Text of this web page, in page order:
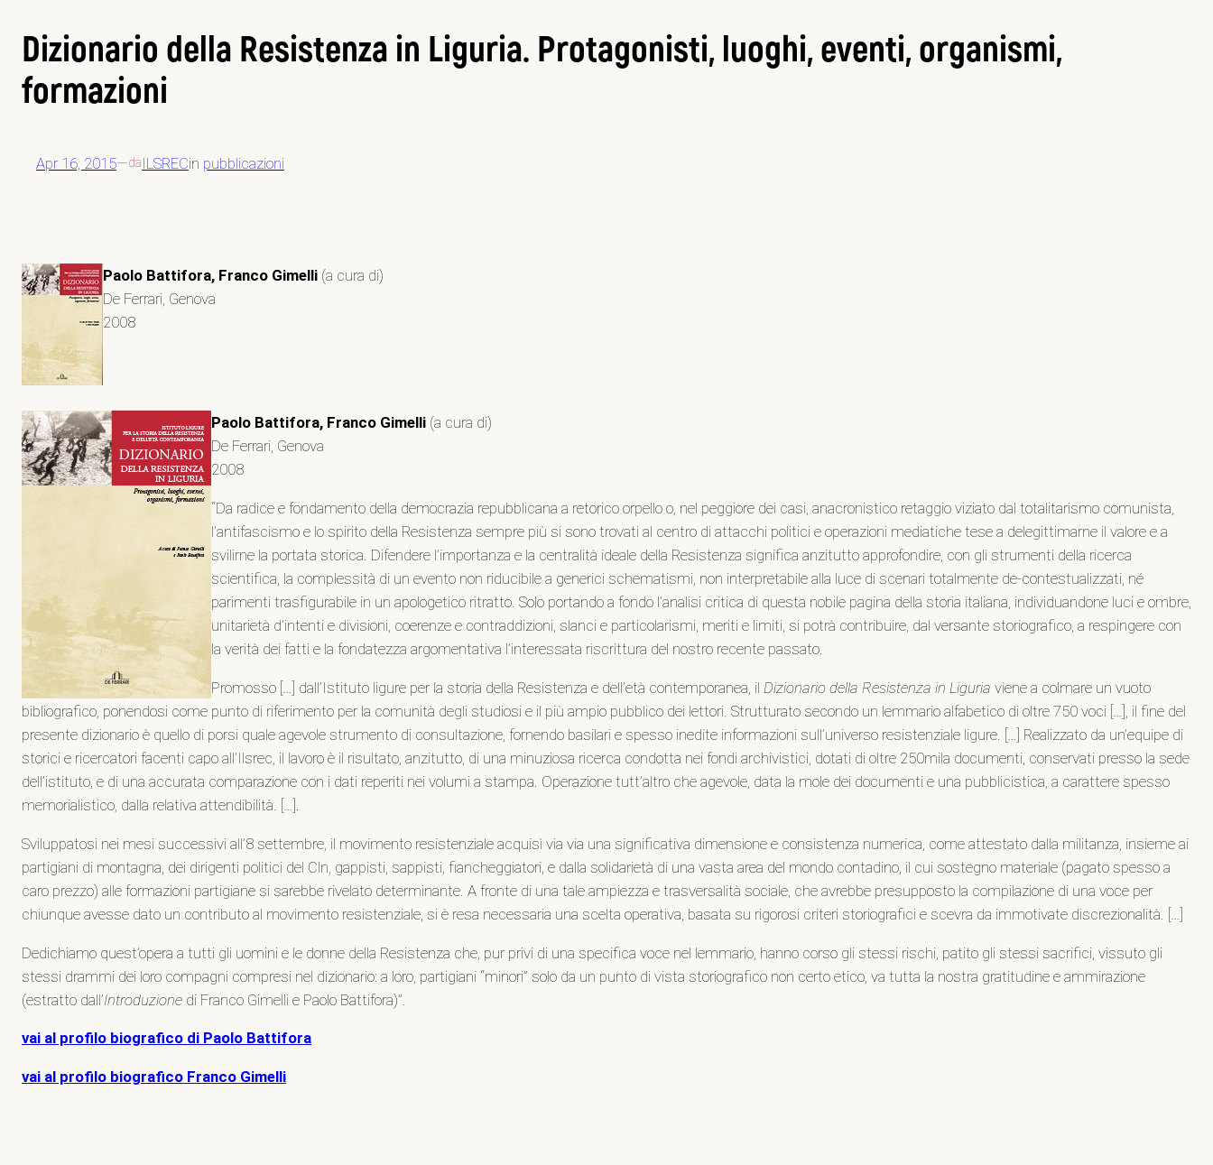
Dizionario della Resistenza in Liguria. Protagonisti, luoghi, eventi, organismi,
formazioni
Apr 16, 2015—daILSRECin pubblicazioni
Paolo Battifora, Franco Gimelli (a cura di)
De Ferrari, Genova
2008
Paolo Battifora, Franco Gimelli (a cura di)
De Ferrari, Genova
2008
“Da radice e fondamento della democrazia repubblicana a retorico orpello o, nel peggiore dei casi, anacronistico retaggio viziato dal totalitarismo comunista,
l’antifascismo e lo spirito della Resistenza sempre più si sono trovati al centro di attacchi politici e operazioni mediatiche tese a delegittimarne il valore e a
svilirne la portata storica. Difendere l’importanza e la centralità ideale della Resistenza significa anzitutto approfondire, con gli strumenti della ricerca
scientifica, la complessità di un evento non riducibile a generici schematismi, non interpretabile alla luce di scenari totalmente de-contestualizzati, né
parimenti trasfigurabile in un apologetico ritratto. Solo portando a fondo l’analisi critica di questa nobile pagina della storia italiana, individuandone luci e ombre,
unitarietà d’intenti e divisioni, coerenze e contraddizioni, slanci e particolarismi, meriti e limiti, si potrà contribuire, dal versante storiografico, a respingere con
la verità dei fatti e la fondatezza argomentativa l’interessata riscrittura del nostro recente passato.
Promosso […] dall’Istituto ligure per la storia della Resistenza e dell’età contemporanea, il Dizionario della Resistenza in Liguria viene a colmare un vuoto
bibliografico, ponendosi come punto di riferimento per la comunità degli studiosi e il più ampio pubblico dei lettori. Strutturato secondo un lemmario alfabetico di oltre 750 voci […], il fine del
presente dizionario è quello di porsi quale agevole strumento di consultazione, fornendo basilari e spesso inedite informazioni sull’universo resistenziale ligure. […] Realizzato da un’equipe di
storici e ricercatori facenti capo all’Ilsrec, il lavoro è il risultato, anzitutto, di una minuziosa ricerca condotta nei fondi archivistici, dotati di oltre 250mila documenti, conservati presso la sede
dell’istituto, e di una accurata comparazione con i dati reperiti nei volumi a stampa. Operazione tutt’altro che agevole, data la mole dei documenti e una pubblicistica, a carattere spesso
memorialistico, dalla relativa attendibilità. […].
Sviluppatosi nei mesi successivi all’8 settembre, il movimento resistenziale acquisì via via una significativa dimensione e consistenza numerica, come attestato dalla militanza, insieme ai
partigiani di montagna, dei dirigenti politici del Cln, gappisti, sappisti, fiancheggiatori, e dalla solidarietà di una vasta area del mondo contadino, il cui sostegno materiale (pagato spesso a
caro prezzo) alle formazioni partigiane si sarebbe rivelato determinante. A fronte di una tale ampiezza e trasversalità sociale, che avrebbe presupposto la compilazione di una voce per
chiunque avesse dato un contributo al movimento resistenziale, si è resa necessaria una scelta operativa, basata su rigorosi criteri storiografici e scevra da immotivate discrezionalità. […]
Dedichiamo quest’opera a tutti gli uomini e le donne della Resistenza che, pur privi di una specifica voce nel lemmario, hanno corso gli stessi rischi, patito gli stessi sacrifici, vissuto gli
stessi drammi dei loro compagni compresi nel dizionario: a loro, partigiani “minori” solo da un punto di vista storiografico non certo etico, va tutta la nostra gratitudine e ammirazione
(estratto dall’Introduzione di Franco Gimelli e Paolo Battifora)”.
vai al profilo biografico di Paolo Battifora
vai al profilo biografico Franco Gimelli